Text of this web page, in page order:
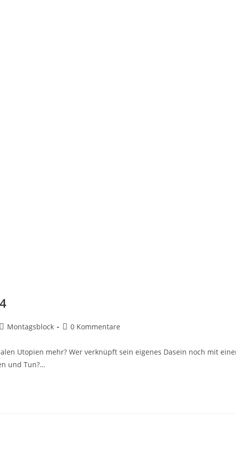
Montagsblock 0 Kommentare
Utopien mehr? Wer verknüpft sein eigenes Dasein noch mit
und Tun?…